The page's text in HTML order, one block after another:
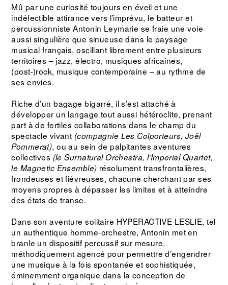
Mû par une curiosité toujours en éveil et une
indéfectible attirance vers l’imprévu, le batteur et
percussionniste Antonin Leymarie se fraie une voie
aussi singulière que sinueuse dans le paysage
musical français, oscillant librement entre plusieurs
territoires – jazz, électro, musiques africaines,
(post-)rock, musique contemporaine – au rythme de
ses envies.
Riche d’un bagage bigarré, il s’est attaché à
développer un langage tout aussi hétéroclite, prenant
part à de fertiles collaborations dans le champ du
spectacle vivant (compagnie Les Colporteurs, Joël
Pommerat), ou au sein de palpitantes aventures
collectives (le Surnatural Orchestra, l’Imperial Quartet,
le Magnetic Ensemble) résolument transfrontalières,
frondeuses et fiévreuses, chacune cherchant par ses
moyens propres à dépasser les limites et à atteindre
des états de transe.
Dans son aventure solitaire HYPERACTIVE LESLIE, tel
un authentique homme-orchestre, Antonin met en
branle un dispositif percussif sur mesure,
méthodiquement agencé pour permettre d’engendrer
une musique à la fois spontanée et sophistiquée,
éminemment organique dans la conception de